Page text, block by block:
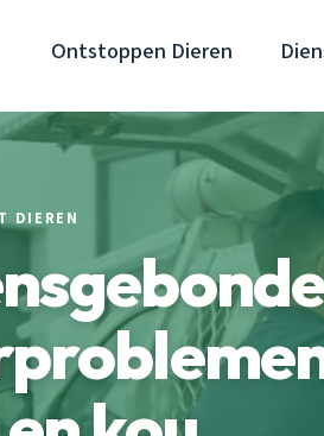
Ontstoppen Dieren
DIEREN